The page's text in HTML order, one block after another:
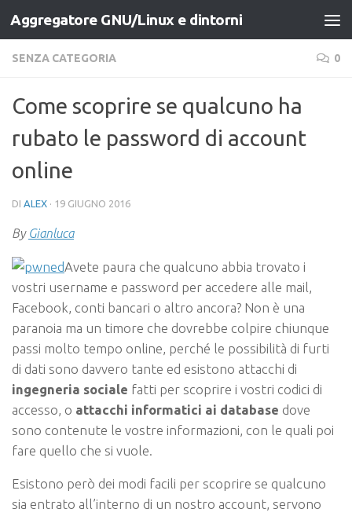
Salta al contenuto
Aggregatore GNU/Linux e dintorni
SENZA CATEGORIA 0
Come scoprire se qualcuno ha
rubato le password di account
online
DI ALEX · 19 GIUGNO 2016
By Gianluca
Avete paura che qualcuno abbia trovato i
vostri username e password per accedere alle mail,
Facebook, conti bancari o altro ancora? Non è una
paranoia ma un timore che dovrebbe colpire chiunque
passi molto tempo online, perché le possibilità di furti
di dati sono davvero tante ed esistono attacchi di
ingegneria sociale fatti per scoprire i vostri codici di
accesso, o attacchi informatici ai database dove
sono contenute le vostre informazioni, con le quali poi
fare quello che si vuole.
Esistono però dei modi facili per scoprire se qualcuno
sia entrato all’interno di un nostro account, servono